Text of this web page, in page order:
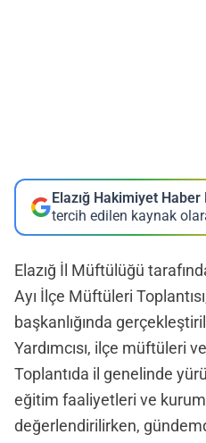
Elazığ Hakimiyet Haber
tercih edilen kaynak
Elazığ İl Müftülüğü
Ayı İlçe Müftüleri
başkanlığında
Yardımcısı, ilçe müftüleri
Toplantıda il genelinde
eğitim faaliyetleri ve
değerlendirilirken,